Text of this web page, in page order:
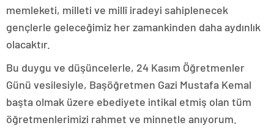
memleketi, milleti ve millî iradeyi sahiplenecek
gençlerle geleceğimiz her zamankinden daha aydınlık
olacaktır.
Bu duygu ve düşüncelerle, 24 Kasım Öğretmenler
Günü vesilesiyle, Başöğretmen Gazi Mustafa Kemal
başta olmak üzere ebediyete intikal etmiş olan tüm
öğretmenlerimizi rahmet ve minnetle anıyorum.